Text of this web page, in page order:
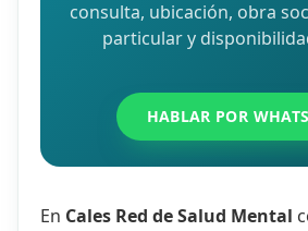
consulta, ubicación, obra
particular y
HABLAR POR
En Cales Red de Salud Mental